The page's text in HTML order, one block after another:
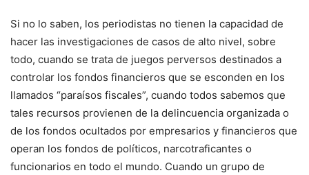
Si no lo saben, los periodistas no tienen la capacidad de
hacer las investigaciones de casos de alto nivel, sobre
todo, cuando se trata de juegos perversos destinados a
controlar los fondos financieros que se esconden en los
llamados “paraísos fiscales”, cuando todos sabemos que
tales recursos provienen de la delincuencia organizada o
de los fondos ocultados por empresarios y financieros que
operan los fondos de políticos, narcotraficantes o
funcionarios en todo el mundo. Cuando un grupo de